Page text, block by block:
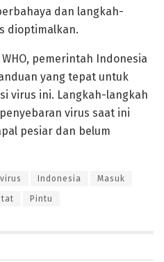
dan langkah-
dioptimalkan.
pemerintah Indonesia
yang tepat untuk
virus ini. Langkah-langkah
virus saat ini
pesiar dan belum
Indonesia Masuk
Pintu